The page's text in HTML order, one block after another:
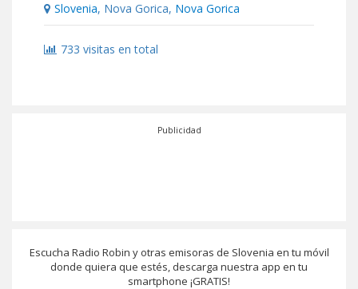
Slovenia, Nova Gorica, Nova Gorica
733 visitas en total
Publicidad
Escucha Radio Robin y otras emisoras de Slovenia en tu móvil
donde quiera que estés, descarga nuestra app en tu
smartphone ¡GRATIS!